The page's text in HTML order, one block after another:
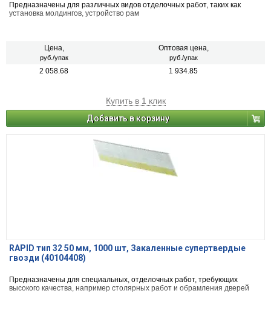
Предназначены для различных видов отделочных работ, таких как
установка молдингов, устройство рам
Цена,
руб./упак
Оптовая цена,
руб./упак
2 058.68 1 934.85
Купить в 1 клик
Добавить в корзину
RAPID тип 32 50 мм, 1000 шт, Закаленные супертвердые
гвозди (40104408)
Предназначены для специальных, отделочных работ, требующих
высокого качества, например столярных работ и обрамления дверей